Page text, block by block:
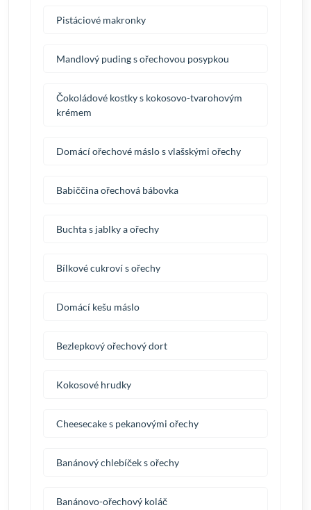
Pistáciové makronky
Mandlový puding s ořechovou posypkou
Čokoládové kostky s kokosovo-tvarohovým
krémem
Domácí ořechové máslo s vlašskými ořechy
Babiččina ořechová bábovka
Buchta s jablky a ořechy
Bílkové cukroví s ořechy
Domácí kešu máslo
Bezlepkový ořechový dort
Kokosové hrudky
Cheesecake s pekanovými ořechy
Banánový chlebíček s ořechy
Banánovo-ořechový koláč